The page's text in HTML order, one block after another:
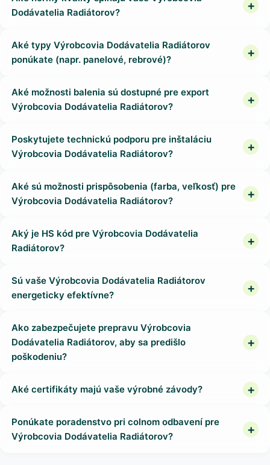
Dodávatelia Radiátorov?
Aké typy Výrobcovia Dodávatelia Radiátorov
ponúkate (napr. panelové, rebrové)?
Aké možnosti balenia sú dostupné pre export
Výrobcovia Dodávatelia Radiátorov?
Poskytujete technickú podporu pre inštaláciu
Výrobcovia Dodávatelia Radiátorov?
Aké sú možnosti prispôsobenia (farba, veľkosť) pre
Výrobcovia Dodávatelia Radiátorov?
Aký je HS kód pre Výrobcovia Dodávatelia
Radiátorov?
Sú vaše Výrobcovia Dodávatelia Radiátorov
energeticky efektívne?
Ako zabezpečujete prepravu Výrobcovia
Dodávatelia Radiátorov, aby sa predišlo
poškodeniu?
Aké certifikáty majú vaše výrobné závody?
Ponúkate poradenstvo pri colnom odbavení pre
Výrobcovia Dodávatelia Radiátorov?